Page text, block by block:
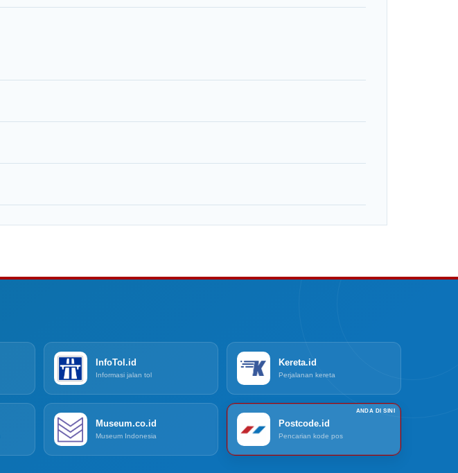
InfoTol.id
Informasi jalan tol
Kereta.id
Perjalanan kereta
Museum.co.id
Museum Indonesia
Postcode.id
Pencarian kode pos